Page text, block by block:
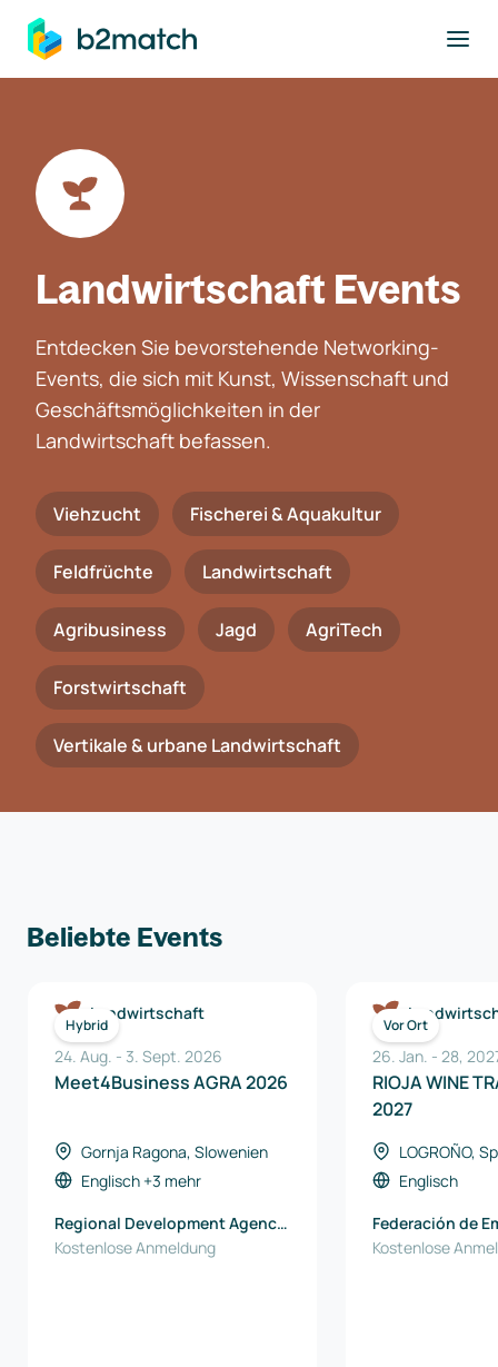
springen
Landwirtschaft Events
Entdecken Sie bevorstehende Networking-
Events, die sich mit Kunst, Wissenschaft und
Geschäftsmöglichkeiten in der
Landwirtschaft befassen.
Viehzucht Fischerei & Aquakultur
Feldfrüchte Landwirtschaft
Agribusiness Jagd AgriTech
Forstwirtschaft
Vertikale & urbane Landwirtschaft
Beliebte Events
Hybrid
Landwirtschaft
24. Aug. - 3. Sept. 2026
Meet4Business AGRA 2026
Gornja Ragona, Slowenien
Englisch +3 mehr
Regional Development Agency
Podravje-Maribor
Kostenlose Anmeldung
Vor Ort
26. Jan. - 28,
RIOJA WINE
2027
LOGROÑO,
Englisch
Federación de
Rioja
Kostenlose